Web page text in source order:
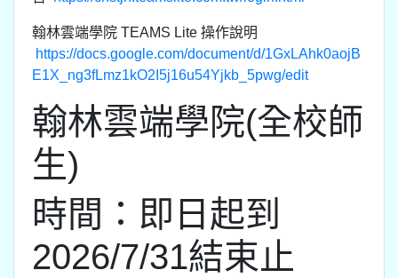
翰林雲端學院 TEAMS Lite 操作說明
https://docs.google.com/document/d/1GxLAhk0aojB
E1X_ng3fLmz1kO2I5j16u54Yjkb_5pwg/edit
翰林雲端學院(全校師
生)
時間：即日起到
2026/7/31結束止